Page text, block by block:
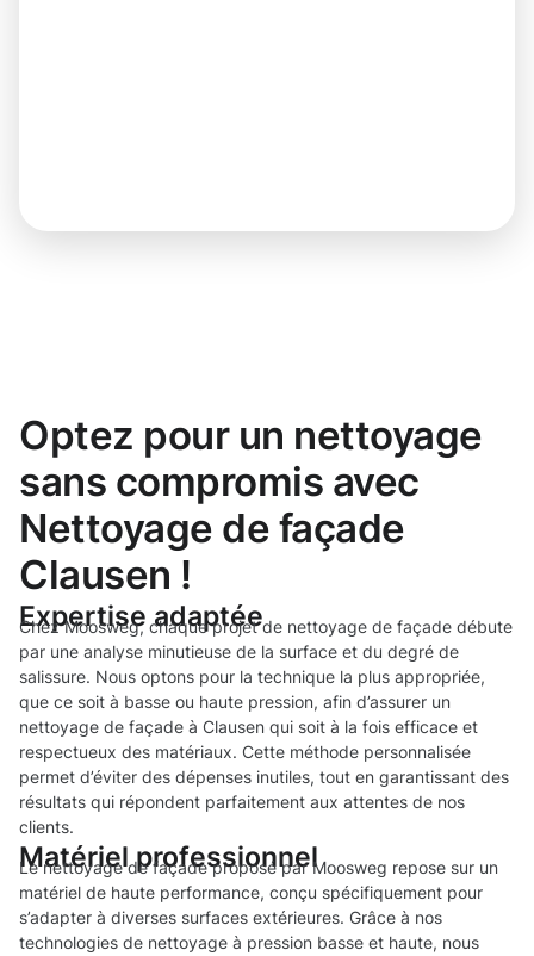
Optez pour un nettoyage
sans compromis avec
Nettoyage de façade
Clausen !
Expertise adaptée
Chez Moosweg, chaque projet de nettoyage de façade débute
par une analyse minutieuse de la surface et du degré de
salissure. Nous optons pour la technique la plus appropriée,
que ce soit à basse ou haute pression, afin d’assurer un
nettoyage de façade à Clausen qui soit à la fois efficace et
respectueux des matériaux. Cette méthode personnalisée
permet d’éviter des dépenses inutiles, tout en garantissant des
résultats qui répondent parfaitement aux attentes de nos
clients.
Matériel professionnel
Le nettoyage de façade proposé par Moosweg repose sur un
matériel de haute performance, conçu spécifiquement pour
s’adapter à diverses surfaces extérieures. Grâce à nos
technologies de nettoyage à pression basse et haute, nous